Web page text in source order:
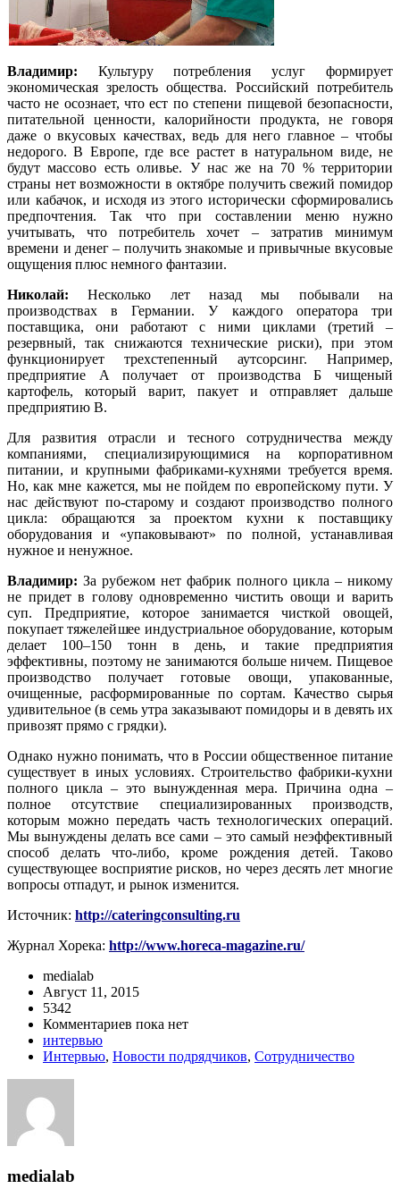
Владимир: Культуру потребления услуг формирует
экономическая зрелость общества. Российский потребитель
часто не осознает, что ест по степени пищевой безопасности,
питательной ценности, калорийности продукта, не говоря
даже о вкусовых качествах, ведь для него главное ‒ чтобы
недорого. В Европе, где все растет в натуральном виде, не
будут массово есть оливье. У нас же на 70 % территории
страны нет возможности в октябре получить свежий помидор
или кабачок, и исходя из этого исторически сформировались
предпочтения. Так что при составлении меню нужно
учитывать, что потребитель хочет ‒ затратив минимум
времени и денег ‒ получить знакомые и привычные вкусовые
ощущения плюс немного фантазии.
Николай: Несколько лет назад мы побывали на
производствах в Германии. У каждого оператора три
поставщика, они работают с ними циклами (третий –
резервный, так снижаются технические риски), при этом
функционирует трехстепенный аутсорсинг. Например,
предприятие А получает от производства Б чищеный
картофель, который варит, пакует и отправляет дальше
предприятию В.
Для развития отрасли и тесного сотрудничества между
компаниями, специализирующимися на корпоративном
питании, и крупными фабриками-кухнями требуется время.
Но, как мне кажется, мы не пойдем по европейскому пути. У
нас действуют по-старому и создают производство полного
цикла: обращаются за проектом кухни к поставщику
оборудования и «упаковывают» по полной, устанавливая
нужное и ненужное.
Владимир: За рубежом нет фабрик полного цикла – никому
не придет в голову одновременно чистить овощи и варить
суп. Предприятие, которое занимается чисткой овощей,
покупает тяжелейшее индустриальное оборудование, которым
делает 100–150 тонн в день, и такие предприятия
эффективны, поэтому не занимаются больше ничем. Пищевое
производство получает готовые овощи, упакованные,
очищенные, расформированные по сортам. Качество сырья
удивительное (в семь утра заказывают помидоры и в девять их
привозят прямо с грядки).
Однако нужно понимать, что в России общественное питание
существует в иных условиях. Строительство фабрики-кухни
полного цикла – это вынужденная мера. Причина одна –
полное отсутствие специализированных производств,
которым можно передать часть технологических операций.
Мы вынуждены делать все сами – это самый неэффективный
способ делать что-либо, кроме рождения детей. Таково
существующее восприятие рисков, но через десять лет многие
вопросы отпадут, и рынок изменится.
Источник: http://cateringconsulting.ru
Журнал Хорека: http://www.horeca-magazine.ru/
medialab
Август 11, 2015
5342
Комментариев пока нет
интервью
Интервью, Новости подрядчиков, Сотрудничество
medialab